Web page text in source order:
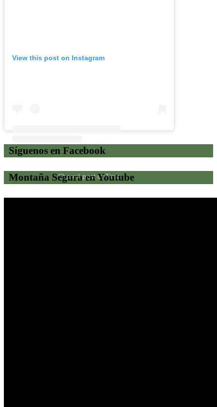
View this post on Instagram
Shared post onTime
Síguenos en Facebook
Montaña Segura en Youtube